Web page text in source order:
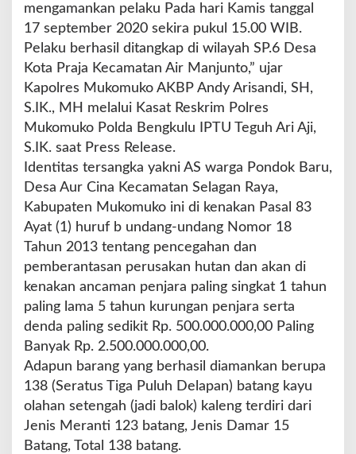
mengamankan pelaku Pada hari Kamis tanggal
17 september 2020 sekira pukul 15.00 WIB.
Pelaku berhasil ditangkap di wilayah SP.6 Desa
Kota Praja Kecamatan Air Manjunto,” ujar
Kapolres Mukomuko AKBP Andy Arisandi, SH,
S.IK., MH melalui Kasat Reskrim Polres
Mukomuko Polda Bengkulu IPTU Teguh Ari Aji,
S.IK. saat Press Release.
Identitas tersangka yakni AS warga Pondok Baru,
Desa Aur Cina Kecamatan Selagan Raya,
Kabupaten Mukomuko ini di kenakan Pasal 83
Ayat (1) huruf b undang-undang Nomor 18
Tahun 2013 tentang pencegahan dan
pemberantasan perusakan hutan dan akan di
kenakan ancaman penjara paling singkat 1 tahun
paling lama 5 tahun kurungan penjara serta
denda paling sedikit Rp. 500.000.000,00 Paling
Banyak Rp. 2.500.000.000,00.
Adapun barang yang berhasil diamankan berupa
138 (Seratus Tiga Puluh Delapan) batang kayu
olahan setengah (jadi balok) kaleng terdiri dari
Jenis Meranti 123 batang, Jenis Damar 15
Batang, Total 138 batang.